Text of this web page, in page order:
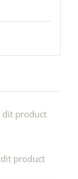
dit product
product